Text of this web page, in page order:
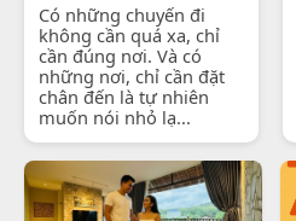
Có những chuyến đi
không cần quá xa, chỉ
cần đúng nơi. Và có
những nơi, chỉ cần đặt
chân đến là tự nhiên
muốn nói nhỏ lạ...